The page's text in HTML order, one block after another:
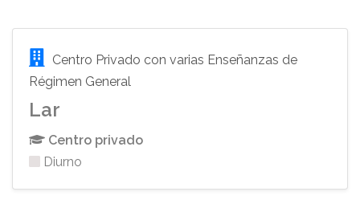
Centro Privado con varias Enseñanzas de
Régimen General
Lar
Centro privado
Diurno